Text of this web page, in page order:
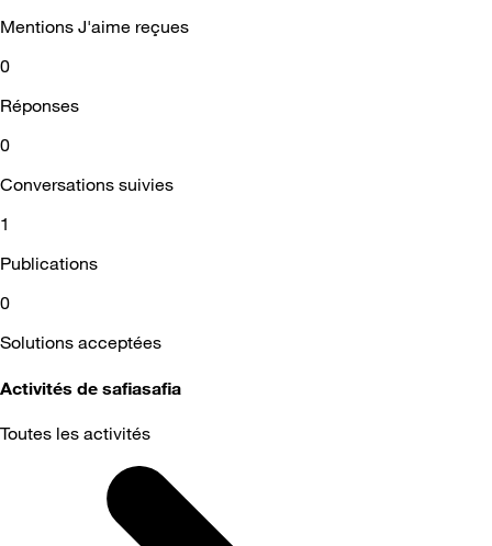
Mentions J'aime reçues
0
Réponses
0
Conversations suivies
1
Publications
0
Solutions acceptées
Activités de safiasafia
Toutes les activités